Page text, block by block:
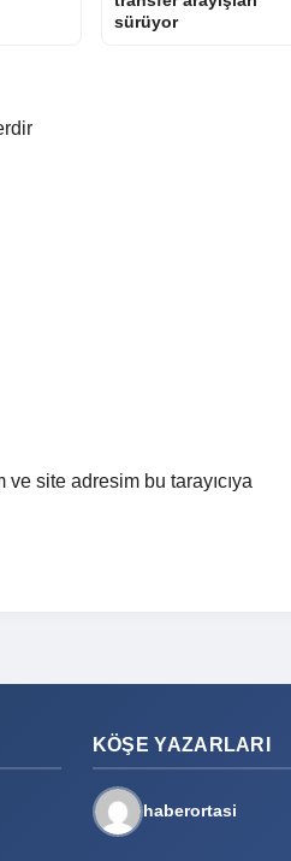
sürüyor
site adresim bu tarayıcıya
KÖŞE YAZARLARI
haberortasi